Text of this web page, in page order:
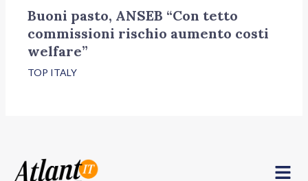
Buoni pasto, ANSEB “Con tetto
commissioni rischio aumento costi
welfare”
TOP ITALY
Menu